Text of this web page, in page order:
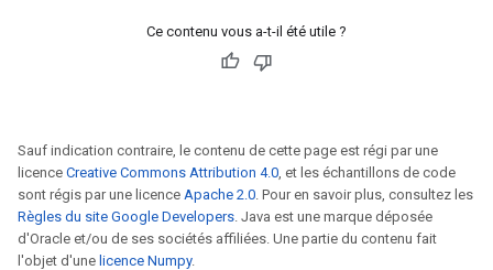
Ce contenu vous a-t-il été utile ?
Sauf indication contraire, le contenu de cette page est régi par une
licence Creative Commons Attribution 4.0, et les échantillons de code
sont régis par une licence Apache 2.0. Pour en savoir plus, consultez les
Règles du site Google Developers. Java est une marque déposée
d'Oracle et/ou de ses sociétés affiliées. Une partie du contenu fait
l'objet d'une licence Numpy.